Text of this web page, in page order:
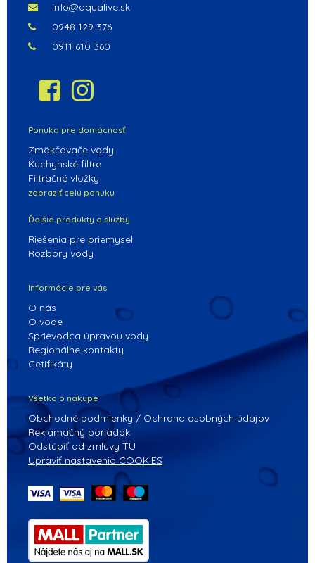
info@aqualive.sk
0948 129 376
0911 610 360
Ponuka pre domácnosť
Zmäkčovače vody
Kuchynské filtre
Filtračné vložky
zobraziť celú ponuku
Ďalšie produkty a služby
Riešenia pre priemysel
Rozbory vody
Informácie pre vás
O nás
O vode
Sprievodca úpravou vody
Regionálne kontakty
Cetifikáty
Všetko o nákupe
Obchodné podmienky / Ochrana osobných údajov
Reklamačný poriadok
Odstúpiť od zmluvy TU
Upraviť nastavenia COOKIES